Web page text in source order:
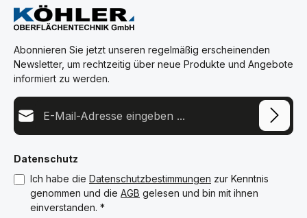
Abonnieren Sie jetzt unseren regelmäßig erscheinenden
Newsletter, um rechtzeitig über neue Produkte und Angebote
informiert zu werden.
E-Mail-Adresse*
Datenschutz
Ich habe die Datenschutzbestimmungen zur Kenntnis
genommen und die AGB gelesen und bin mit ihnen
einverstanden. *